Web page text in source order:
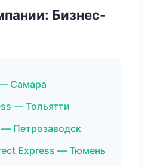
Бизнес-
Самара
— Тольятти
Петрозаводск
Express — Тюмень